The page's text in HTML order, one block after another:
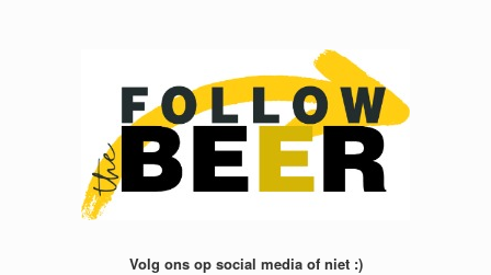
Volg ons op social media of niet :)